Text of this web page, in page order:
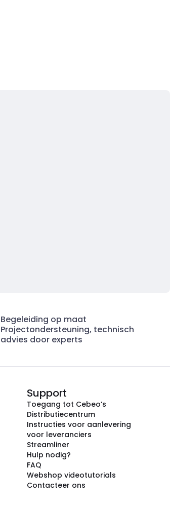
Begeleiding op maat
Projectondersteuning, technisch
advies door experts
Support
Toegang tot Cebeo’s
Distributiecentrum
Instructies voor aanlevering
voor leveranciers
Streamliner
Hulp nodig?
FAQ
Webshop videotutorials
Contacteer ons